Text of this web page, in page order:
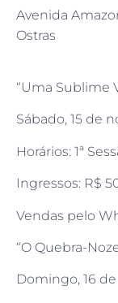
Avenida
Ostras
“Uma Sublime
Sábado, 15 de
Horários: 1ª
Ingressos: R$
Vendas pelo
“O Quebra-
Domingo, 16